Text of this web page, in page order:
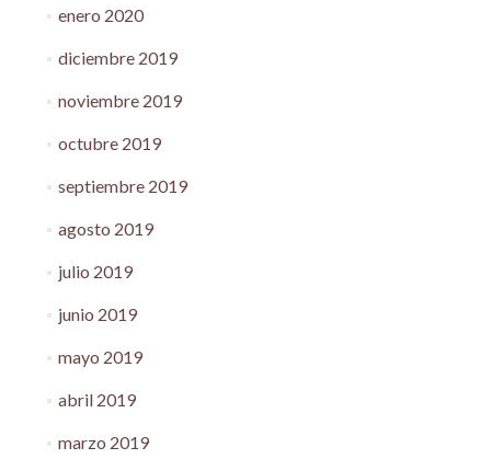
enero 2020
diciembre 2019
noviembre 2019
octubre 2019
septiembre 2019
agosto 2019
julio 2019
junio 2019
mayo 2019
abril 2019
marzo 2019